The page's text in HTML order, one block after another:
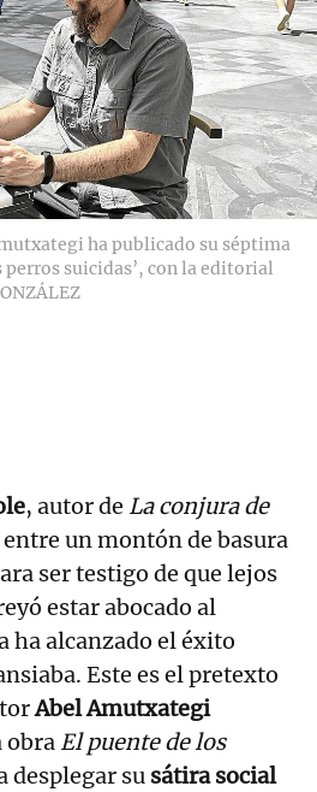
ha publicado su séptima
perros suicidas’, con la editorial
, autor de La conjura de
un montón de basura
ser testigo de que lejos
estar abocado al
ha alcanzado el éxito
Este es el pretexto
Abel Amutxategi
obra El puente de los
desplegar su sátira social